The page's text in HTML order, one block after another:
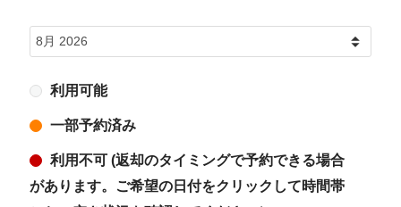
利用可能
一部予約済み
利用不可 (返却のタイミングで予約できる場合
があります。ご希望の日付をクリックして時間帯